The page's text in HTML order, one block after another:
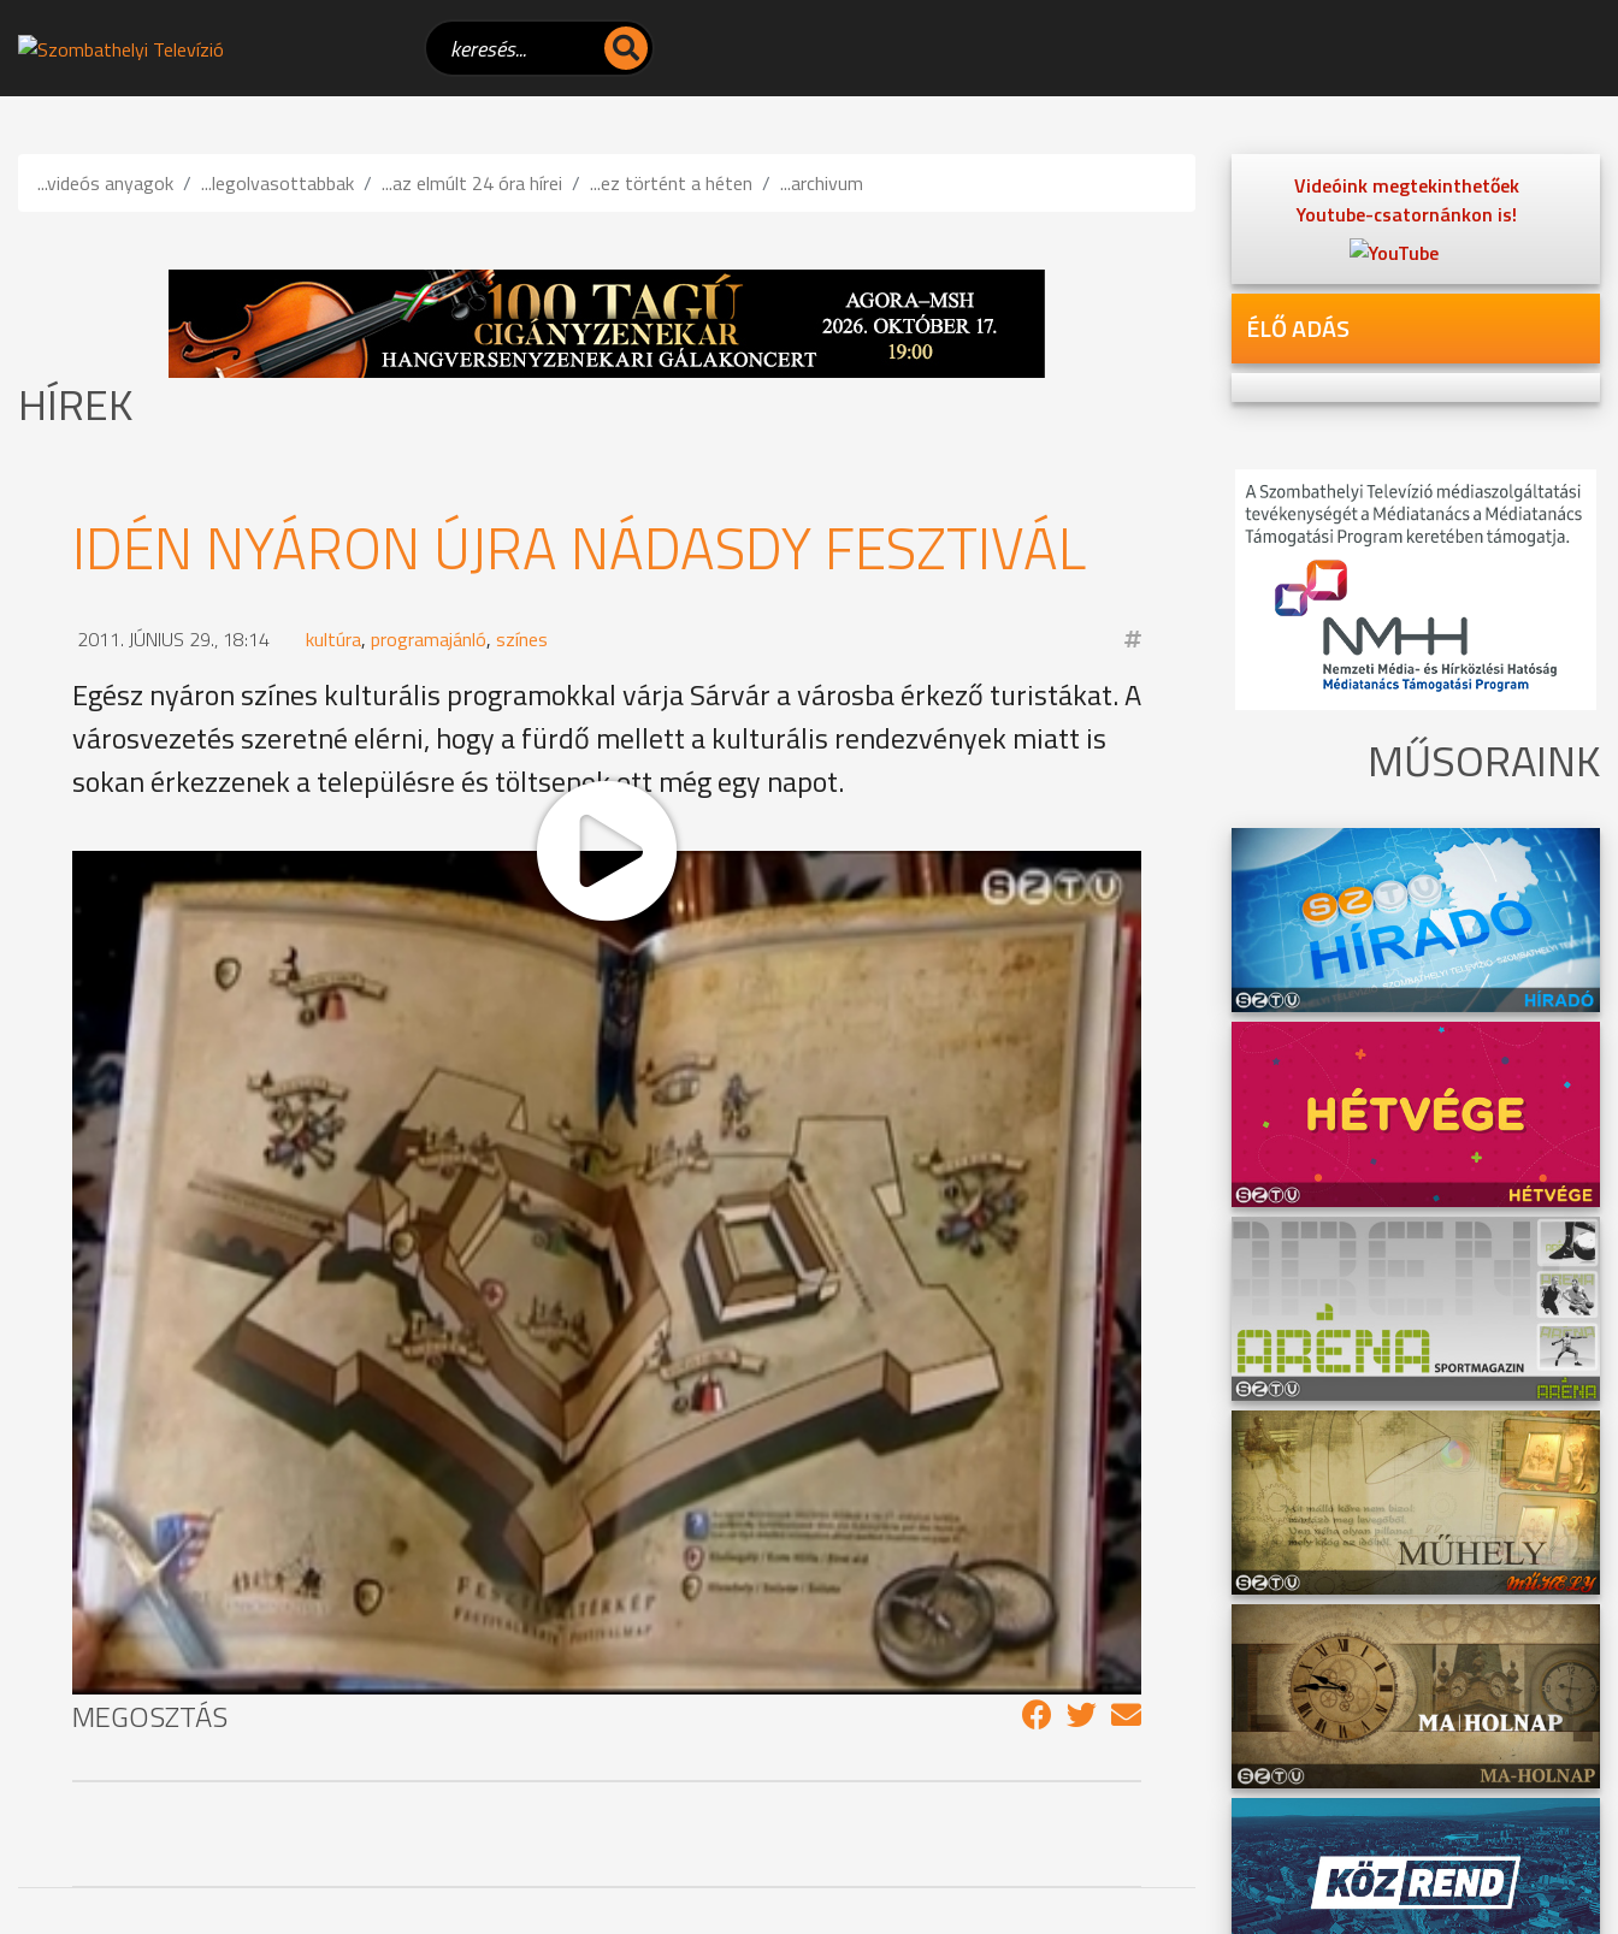
...videós anyagok ...legolvasottabbak ...az elmúlt 24 óra hírei ...ez történt a héten ...archivum
HÍREK
IDÉN NYÁRON ÚJRA NÁDASDY FESZTIVÁL
2011. JÚNIUS 29., 18:14 kultúra, programajánló, színes
Egész nyáron színes kulturális programokkal várja Sárvár a városba érkező turistákat. A
városvezetés szeretné elérni, hogy a fürdő mellett a kulturális rendezvények miatt is
sokan érkezzenek a településre és töltsenek ott még egy napot.
A Nádasdy Történelmi Fesztivál a nyár egyik nagy eseménye Sárváron. Július 22 és 24. között már harmadik
alkalommal rendezik meg a historikus fesztivált. 10 ezer látogatóra számítanak, köztük sok szombathelyire, akik a
kis távolság miatt az elmúlt években is szívesen látogattak a fesztiválra. A nézők újdonságokkal is találkozhatnak,
például az ostromjátékok során.
Takács Viktor, alelnök - Nádasdy Történelmi Hagyományőrző Egyesület
Ennek volumene illetve az ebben szereplő csapatok száma, ami újdonság. Az első évben 80 hagyományőrzővel
kezdtünk, most 180-nál járunk. Ez óriási változás, ami mennyiséginek tűnik, de mi tudjuk, hogy minőségi is lesz.
Rengeteg harci eszköz, pirotechnika és ló is lesz. Ez az ostromjátékok során egyedülálló.
A fesztivál keretében megemlékeznek majd a Nándorfehérvári diadal 555. évfordulójáról is, hangzott el egy mai
sajtótájékoztatón. Sárvár egész nyáron rengeteg kulturális programot kínál a városba látogatóknak. Így aki megunta
a fürdőzést, az szórakozhat fúvószenekari fesztiválon, folklórnapokon, színházi előadásokon, de akár kiállításokra
is elátogathat.
Kondora István, polgármester - Sárvár
Az idelátogató vendégeknek a vizes élményeken, az ellazuláson túl olyan kulturális kínálatot is szeretnénk adni, ami
időben meghosszabbítja, részben a nyári szezonunkat. És aki két napra készült, az marad három napig, mert valami
érdekes dolgot talált.
A város legnépszerűbb turistacélpontja továbbra is a fürdő. Egy nemrég készült kimutatás szerint az idei év első
félévében 60%-kal többen váltottak belépőt mint az tavalyi év hasonló időszakában.
MEGOSZTÁS
Videóink megtekinthetőek
Youtube-csatornánkon is!
ÉLŐ ADÁS
MŰSORAINK